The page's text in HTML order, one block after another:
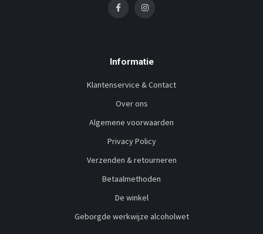
Informatie
Klantenservice & Contact
Over ons
Algemene voorwaarden
Privacy Policy
Verzenden & retourneren
Betaalmethoden
De winkel
Geborgde werkwijze alcoholwet